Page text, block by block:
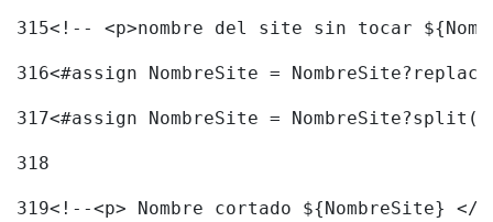
315<!-- <p>nombre del site sin tocar
316<#assign NombreSite =
317<#assign NombreSite =
318
319<!--<p> Nombre cortado ${NombreSite} </